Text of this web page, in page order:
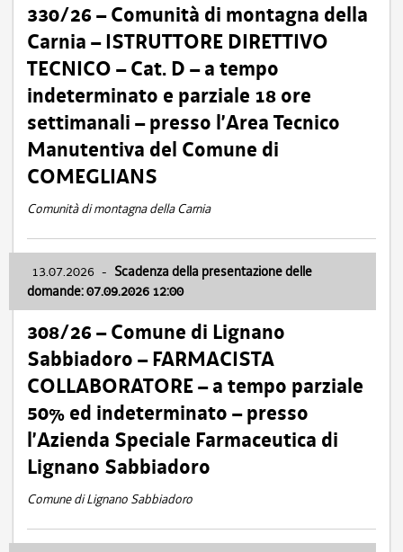
330/26 – Comunità di montagna della
Carnia – ISTRUTTORE DIRETTIVO
TECNICO – Cat. D – a tempo
indeterminato e parziale 18 ore
settimanali – presso l’Area Tecnico
Manutentiva del Comune di
COMEGLIANS
Comunità di montagna della Carnia
13.07.2026 - Scadenza della presentazione delle
domande: 07.09.2026 12:00
308/26 – Comune di Lignano
Sabbiadoro – FARMACISTA
COLLABORATORE – a tempo parziale
50% ed indeterminato – presso
l’Azienda Speciale Farmaceutica di
Lignano Sabbiadoro
Comune di Lignano Sabbiadoro